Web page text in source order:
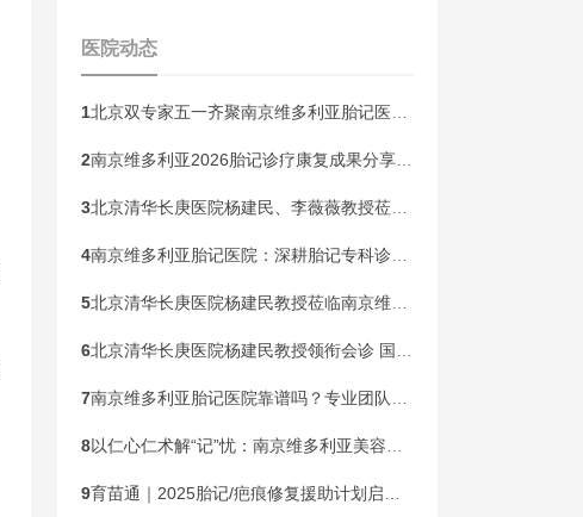
医院动态
1北京双专家五一齐聚南京维多利亚胎记医院！开展京宁专家联合会诊
2南京维多利亚2026胎记诊疗康复成果分享会，共同见证康复新生
3北京清华长庚医院杨建民、李薇薇教授莅临南京维多利亚，国庆黄金周盛大开启胎记专病联合会诊！
4南京维多利亚胎记医院：深耕胎记专科诊疗，构建全龄健康管理新范式
5北京清华长庚医院杨建民教授莅临南京维多利亚胎记诊疗，本周末联合会诊开启！
6北京清华长庚医院杨建民教授领衔会诊 国家级公益基金助力胎记患儿健康行动在宁启动
7南京维多利亚胎记医院靠谱吗？专业团队，安心之选
8以仁心仁术解“记”忧：南京维多利亚美容医院构建胎记诊疗新标杆
9育苗通｜2025胎记/疤痕修复援助计划启动！限300名速申领